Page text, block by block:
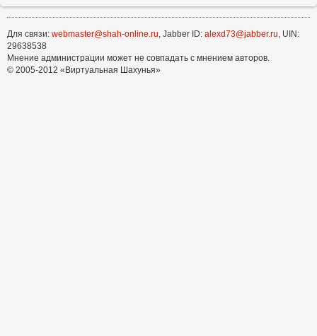
Для связи: webmaster@shah-online.ru, Jabber ID: alexd73@jabber.ru, UIN:
29638538
Мнение администрации может не совпадать с мнением авторов.
© 2005-2012 «Виртуальная Шахунья»